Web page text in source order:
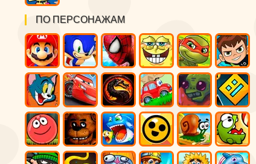
ПО ПЕРСОНАЖАМ